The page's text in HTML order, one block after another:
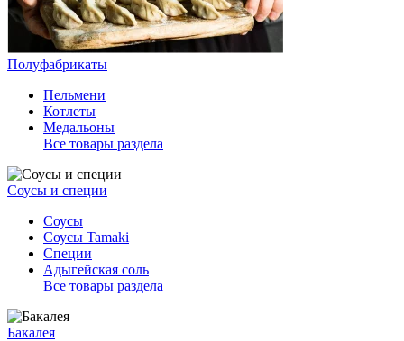
Полуфабрикаты
Пельмени
Котлеты
Медальоны
Все товары раздела
Соусы и специи
Соусы
Соусы Tamaki
Специи
Адыгейская соль
Все товары раздела
Бакалея